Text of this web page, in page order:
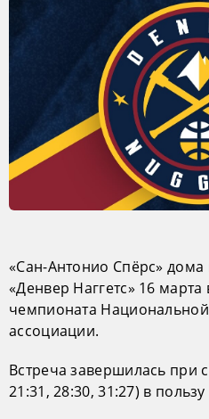
«Сан-Антонио Спёрс»
«Денвер Наггетс» 16
чемпионата
ассоциации.
Встреча завершилась при
21:31, 28:30, 31:27) в